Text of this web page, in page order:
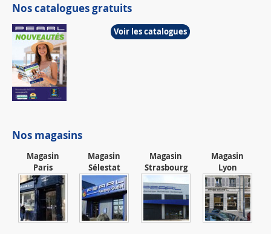
Nos catalogues gratuits
Voir les catalogues
Nos magasins
Magasin
Paris
Magasin
Sélestat
Magasin
Strasbourg
Magasin
Lyon